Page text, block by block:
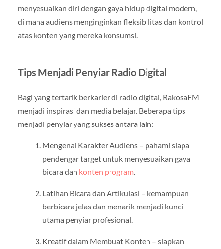
menyesuaikan diri dengan gaya hidup digital modern,
di mana audiens menginginkan fleksibilitas dan kontrol
atas konten yang mereka konsumsi.
Tips Menjadi Penyiar Radio Digital
Bagi yang tertarik berkarier di radio digital, RakosaFM
menjadi inspirasi dan media belajar. Beberapa tips
menjadi penyiar yang sukses antara lain:
Mengenal Karakter Audiens – pahami siapa
pendengar target untuk menyesuaikan gaya
bicara dan konten program.
Latihan Bicara dan Artikulasi – kemampuan
berbicara jelas dan menarik menjadi kunci
utama penyiar profesional.
Kreatif dalam Membuat Konten – siapkan